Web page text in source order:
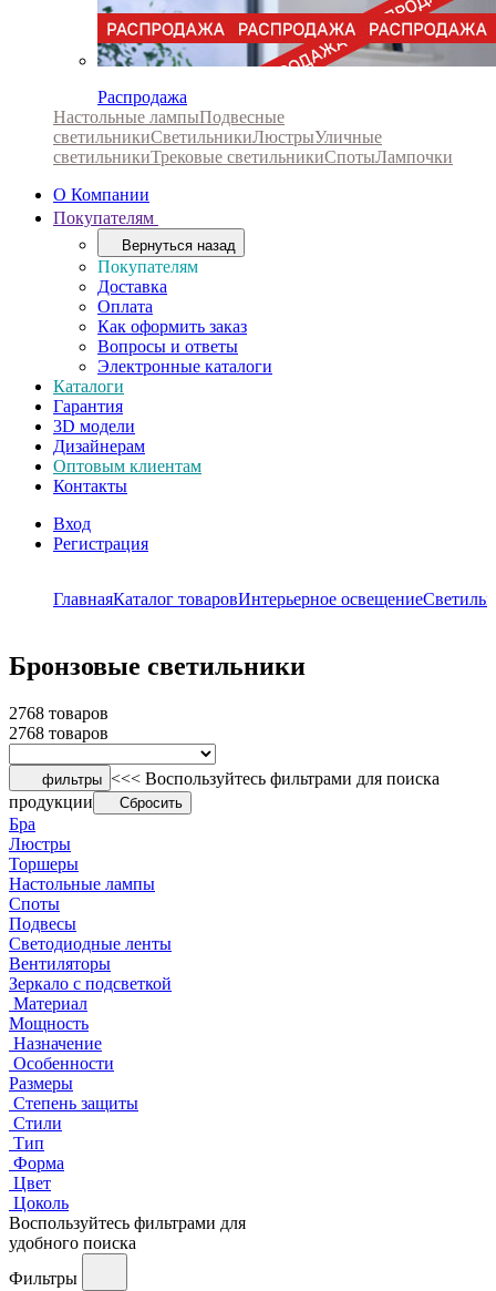
Распродажа
Настольные лампыПодвесные
светильникиСветильникиЛюстрыУличные
светильникиТрековые светильникиСпотыЛампочки
О Компании
Покупателям
Вернуться назад
Покупателям
Доставка
Оплата
Как оформить заказ
Вопросы и ответы
Электронные каталоги
Каталоги
Гарантия
3D модели
Дизайнерам
Оптовым клиентам
Контакты
Вход
Регистрация
ГлавнаяКаталог товаровИнтерьерное освещение
Бронзовые светильники
2768 товаров
2768 товаров
фильтры <<< Воспользуйтесь фильтрами для поиска
продукции
Сбросить
Бра
Люстры
Торшеры
Настольные лампы
Споты
Подвесы
Светодиодные ленты
Вентиляторы
Зеркало с подсветкой
Материал
Мощность
Назначение
Особенности
Размеры
Степень защиты
Стили
Тип
Форма
Цвет
Цоколь
Воспользуйтесь фильтрами для
удобного поиска
Фильтры